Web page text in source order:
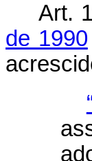
Art.
de 1990